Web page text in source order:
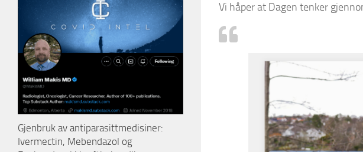
Vi håper at Dagen tenker
Gjenbruk av antiparasittmedisiner:
Ivermectin, Mebendazol og